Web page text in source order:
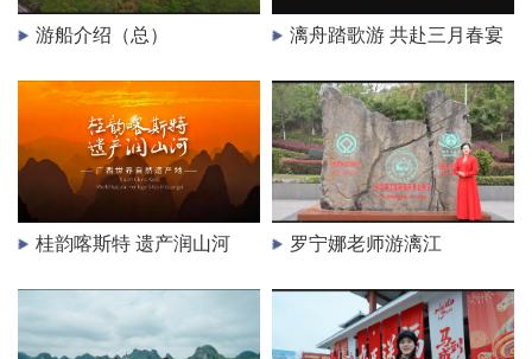
游船介绍（总） 漓舟踏歌游 共赴三月春宴
桂韵喀斯特 遗产润山河 罗宁娜老师游漓江